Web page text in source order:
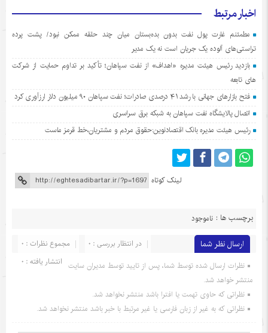
اخبار مرتبط
مطمئنم غارت پول نفت بدون بده‌بستان میان چند حلقه ممکن نبود/ پشت پرده
تراستی‌‌های آلوده یک جریان است نه یک مدیر
بازدید رئیس هیئت مدیره «اهداف» از نفت سپاهان؛ تأکید بر تداوم حمایت از شرکت
های تابعه
فتح بازارهای جهانی با رشد ۴۱ درصدی صادرات؛ نفت سپاهان ۹۰ میلیون دلار ارزآوری کرد
اتصال پالایشگاه نفت سپاهان به شبکه برق سراسری
رئیس هیئت مدیره بانک اقتصادنوین:حقوق مردم و مشتریان،خط قرمز ماست
لینک کوتاه
برچسب ها : ناموجود
ارسال نظر شما مجموع نظرات : 0
در انتظار بررسی : 0
انتشار یافته : 0 نظرات ارسال شده توسط شما، پس از تایید توسط مدیران سایت
منتشر خواهد شد.
نظراتی که حاوی تهمت یا افترا باشد منتشر نخواهد شد.
نظراتی که به غیر از زبان فارسی یا غیر مرتبط با خبر باشد منتشر نخواهد شد.